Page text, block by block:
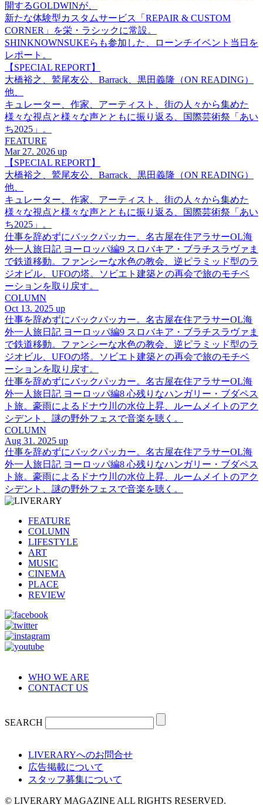
開するGOLDWINが、
新たな体験型カスタムサービス「REPAIR & CUSTOM
CORNER」を栄・ラシックに常設。
SHINKNOWNSUKEらも参加した、ローンチイベント当日を
レポート。
【SPECIAL REPORT】
大橋裕之、鷲尾友公、Barrack、黒田義隆（ON READING）
他、
キュレーター、作家、アーティスト、街の人々から集めた
様々な視点と様々な声とともに振り返る、国際芸術祭「あい
ち2025」。
FEATURE
Mar 27. 2026 up
【SPECIAL REPORT】
大橋裕之、鷲尾友公、Barrack、黒田義隆（ON READING）
他、
キュレーター、作家、アーティスト、街の人々から集めた
様々な視点と様々な声とともに振り返る、国際芸術祭「あい
ち2025」。
仕事を辞めずにバックパッカー。名古屋在住アラサーOL海
外一人旅日記 ヨーロッパ編9 スロバキア・ブラチスラヴァま
で鉄道移動。ファンシーな水色の教会、逆ピラミッド型のラ
ジオビル、UFOの塔。ソビエト建築との再会で旅のモチベ
ーションを取り戻す。
COLUMN
Oct 13. 2025 up
仕事を辞めずにバックパッカー。名古屋在住アラサーOL海
外一人旅日記 ヨーロッパ編9 スロバキア・ブラチスラヴァま
で鉄道移動。ファンシーな水色の教会、逆ピラミッド型のラ
ジオビル、UFOの塔。ソビエト建築との再会で旅のモチベ
ーションを取り戻す。
仕事を辞めずにバックパッカー。名古屋在住アラサーOL海
外一人旅日記 ヨーロッパ編8 心残りなハンガリー・ブダペス
ト旅。豪雨によるドナウ川の水位上昇、ルームメイトのアク
シデント、謎の野外フェスで音楽を聴く。
COLUMN
Aug 31. 2025 up
仕事を辞めずにバックパッカー。名古屋在住アラサーOL海
外一人旅日記 ヨーロッパ編8 心残りなハンガリー・ブダペス
ト旅。豪雨によるドナウ川の水位上昇、ルームメイトのアク
シデント、謎の野外フェスで音楽を聴く。
FEATURE
COLUMN
LIFESTYLE
ART
MUSIC
CINEMA
PLACE
REVIEW
WHO WE ARE
CONTACT US
SEARCH
LIVERARYへのお問合せ
広告掲載について
スタッフ募集について
© LIVERARY MAGAZINE ALL RIGHTS RESERVED.